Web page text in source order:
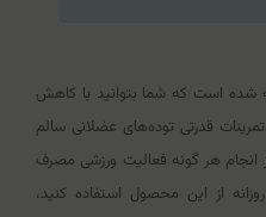
شده است که شما بتوانید با کاهش
قدرتی توده‌های عضلانی سالم
هر گونه فعالیت ورزشی مصرف
از این محصول استفاده کنید،